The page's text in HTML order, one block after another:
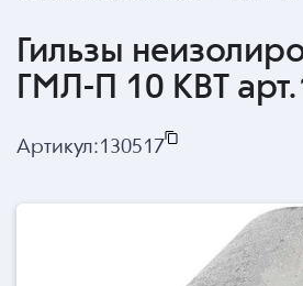
Гильзы
ГМЛ-П 10 КВТ
Артикул:130517